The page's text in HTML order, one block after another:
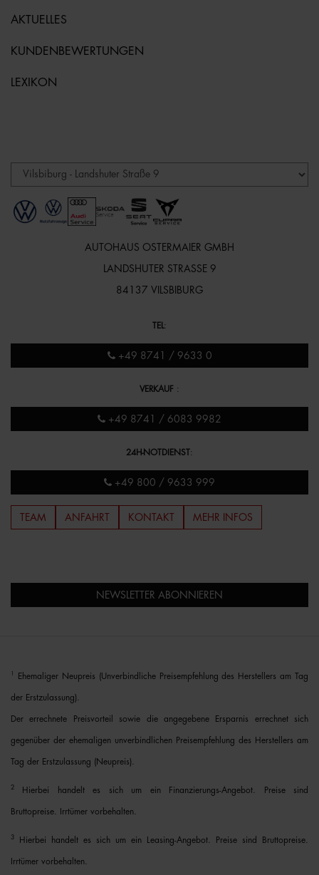
AKTUELLES
KUNDENBEWERTUNGEN
LEXIKON
AUTOHAUS OSTERMAIER GMBH
LANDSHUTER STRASSE 9
84137 VILSBIBURG
TEL :
+49 8741 / 9633 0
VERKAUF :
+49 8741 / 6083 9982
24H-NOTDIENST:
+49 800 / 9633 999
TEAM ANFAHRT KONTAKT MEHR INFOS
NEWSLETTER ABONNIEREN
Ehemaliger Neupreis (Unverbindliche Preisempfehlung des Herstellers am Tag
der Erstzulassung).
Der errechnete Preisvorteil sowie die angegebene Ersparnis errechnet sich
gegenüber der ehemaligen unverbindlichen Preisempfehlung des Herstellers am
Tag der Erstzulassung (Neupreis).
2 Hierbei handelt es sich um ein Finanzierungs-Angebot. Preise sind
Bruttopreise. Irrtümer vorbehalten.
3 Hierbei handelt es sich um ein Leasing-Angebot. Preise sind Bruttopreise.
Irrtümer vorbehalten.